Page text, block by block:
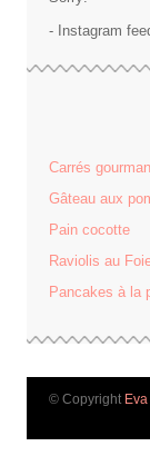
- Instagram
Carrés
Gâteau aux
Pain cocotte
Raviolis au
Pancakes à la
© Copyright